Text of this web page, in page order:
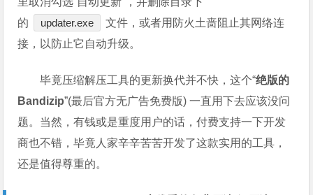
的
updater.exe
文件，或者用防火土啬阻止其网络连
接，以防止它自动升级。
毕竟压缩解压工具的更新换代并不快，这个“绝版的
Bandizip”(最后官方无广告免费版) 一直用下去应该没问
题。当然，有钱或是重度用户的话，付费支持一下开发
商也不错，毕竟人家辛辛苦苦开发了这款实用的工具，
还是值得尊重的。